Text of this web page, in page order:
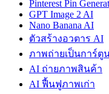
Pinterest Pin
GPT Image 2 AI
Nano Banana AI
ตัวสร้างอวตาร AI
ภาพถ่ายเป็นการ์ตู
AI ถ่ายภาพสินค้า
AI ฟื้นฟูภาพเก่า